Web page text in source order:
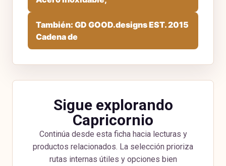
También: GD GOOD.designs EST. 2015
Cadena de
Sigue explorando
Capricornio
Continúa desde esta ficha hacia lecturas y
productos relacionados. La selección prioriza
rutas internas útiles y opciones bien